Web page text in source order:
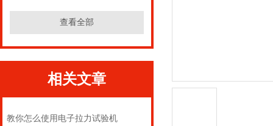
查看全部
相关文章
教你怎么使用电子拉力试验机